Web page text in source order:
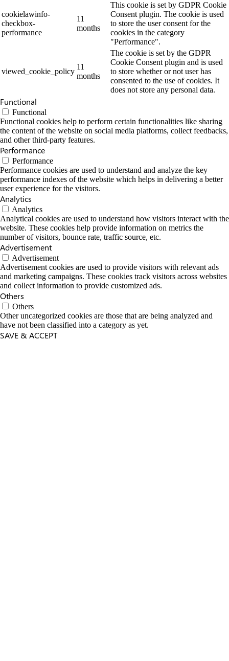
cookielawinfo-
checkbox-
performance
11
months
This cookie is set by GDPR Cookie
Consent plugin. The cookie is used
to store the user consent for the
cookies in the category
"Performance".
viewed_cookie_policy
11
months
The cookie is set by the GDPR
Cookie Consent plugin and is used
to store whether or not user has
consented to the use of cookies. It
does not store any personal data.
Functional
Functional
Functional cookies help to perform certain functionalities like sharing
the content of the website on social media platforms, collect feedbacks,
and other third-party features.
Performance
Performance
Performance cookies are used to understand and analyze the key
performance indexes of the website which helps in delivering a better
user experience for the visitors.
Analytics
Analytics
Analytical cookies are used to understand how visitors interact with the
website. These cookies help provide information on metrics the
number of visitors, bounce rate, traffic source, etc.
Advertisement
Advertisement
Advertisement cookies are used to provide visitors with relevant ads
and marketing campaigns. These cookies track visitors across websites
and collect information to provide customized ads.
Others
Others
Other uncategorized cookies are those that are being analyzed and
have not been classified into a category as yet.
SAVE & ACCEPT